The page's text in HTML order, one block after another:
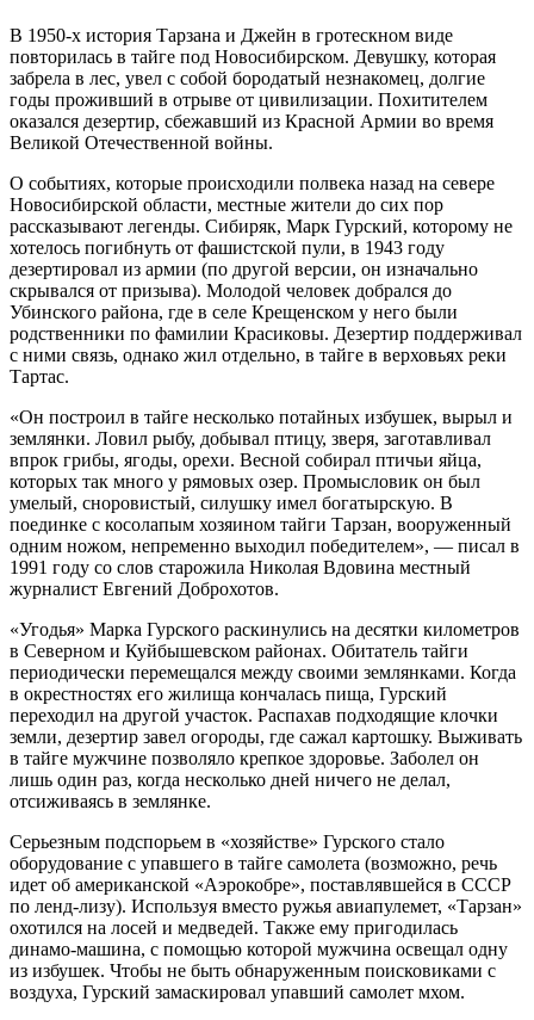
В 1950-х история Тарзана и Джейн в гротескном виде
повторилась в тайге под Новосибирском. Девушку, которая
забрела в лес, увел с собой бородатый незнакомец, долгие
годы проживший в отрыве от цивилизации. Похитителем
оказался дезертир, сбежавший из Красной Армии во время
Великой Отечественной войны.
О событиях, которые происходили полвека назад на севере
Новосибирской области, местные жители до сих пор
рассказывают легенды. Сибиряк, Марк Гурский, которому не
хотелось погибнуть от фашистской пули, в 1943 году
дезертировал из армии (по другой версии, он изначально
скрывался от призыва). Молодой человек добрался до
Убинского района, где в селе Крещенском у него были
родственники по фамилии Красиковы. Дезертир поддерживал
с ними связь, однако жил отдельно, в тайге в верховьях реки
Тартас.
«Он построил в тайге несколько потайных избушек, вырыл и
землянки. Ловил рыбу, добывал птицу, зверя, заготавливал
впрок грибы, ягоды, орехи. Весной собирал птичьи яйца,
которых так много у рямовых озер. Промысловик он был
умелый, сноровистый, силушку имел богатырскую. В
поединке с косолапым хозяином тайги Тарзан, вооруженный
одним ножом, непременно выходил победителем», — писал в
1991 году со слов старожила Николая Вдовина местный
журналист Евгений Доброхотов.
«Угодья» Марка Гурского раскинулись на десятки километров
в Северном и Куйбышевском районах. Обитатель тайги
периодически перемещался между своими землянками. Когда
в окрестностях его жилища кончалась пища, Гурский
переходил на другой участок. Распахав подходящие клочки
земли, дезертир завел огороды, где сажал картошку. Выживать
в тайге мужчине позволяло крепкое здоровье. Заболел он
лишь один раз, когда несколько дней ничего не делал,
отсиживаясь в землянке.
Серьезным подспорьем в «хозяйстве» Гурского стало
оборудование с упавшего в тайге самолета (возможно, речь
идет об американской «Аэрокобре», поставлявшейся в СССР
по ленд-лизу). Используя вместо ружья авиапулемет, «Тарзан»
охотился на лосей и медведей. Также ему пригодилась
динамо-машина, с помощью которой мужчина освещал одну
из избушек. Чтобы не быть обнаруженным поисковиками с
воздуха, Гурский замаскировал упавший самолет мхом.